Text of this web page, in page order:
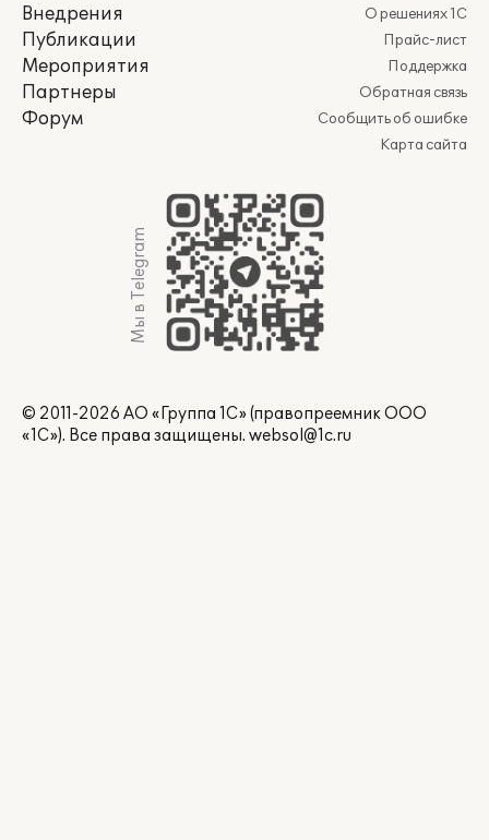
Внедрения
Публикации
Мероприятия
Партнеры
Форум
О решениях 1С
Прайс-лист
Поддержка
Обратная связь
Сообщить об ошибке
Карта сайта
Мы в Telegram
© 2011-2026 АО «Группа 1С» (правопреемник ООО
«1С»). Все права защищены. websol@1c.ru